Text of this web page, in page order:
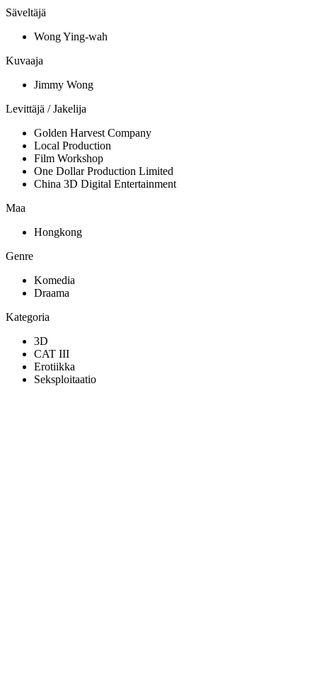
Säveltäjä
Wong Ying-wah
Kuvaaja
Jimmy Wong
Levittäjä / Jakelija
Golden Harvest Company
Local Production
Film Workshop
One Dollar Production Limited
China 3D Digital Entertainment
Maa
Hongkong
Genre
Komedia
Draama
Kategoria
3D
CAT III
Erotiikka
Seksploitaatio